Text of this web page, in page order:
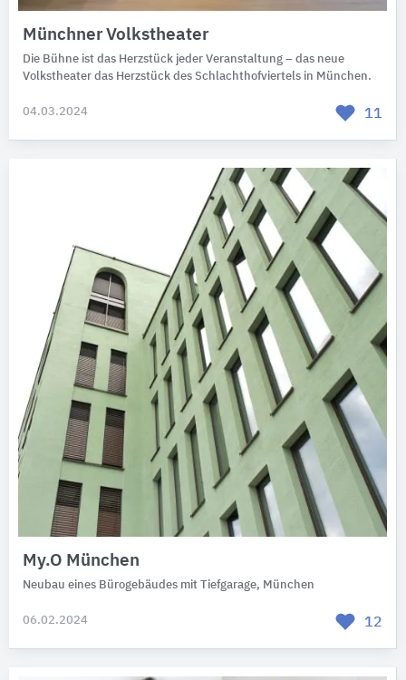
Münchner Volkstheater
Die Bühne ist das Herzstück jeder Veranstaltung – das neue
Volkstheater das Herzstück des Schlachthofviertels in München.
04.03.2024 11
My.O München
Neubau eines Bürogebäudes mit Tiefgarage, München
06.02.2024 12